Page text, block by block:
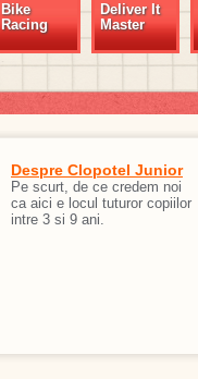
Bike
Racing
Deliver It
Master
Despre Clopotel Junior
Pe scurt, de ce credem noi
ca aici e locul tuturor copiilor
intre 3 si 9 ani.